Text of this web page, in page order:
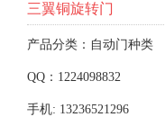
三翼铜旋转门
产品分类：自动门种类
QQ：1224098832
手机: 13236521296